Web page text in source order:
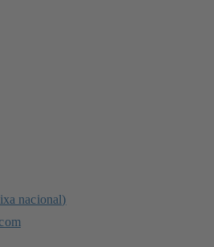
nacional)